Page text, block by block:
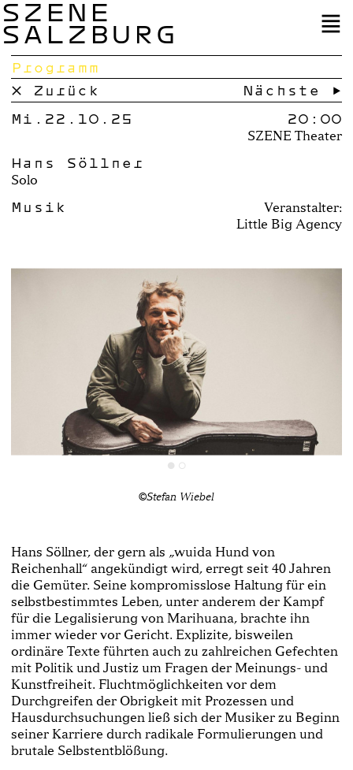
SZENE
SALZBURG
Programm
× Zurück
Nächste →
Mi.22.10.25
20:00
SZENE Theater
Hans Söllner
Solo
Musik
Veranstalter:
Little Big Agency
©Stefan Wiebel
Hans Söllner, der gern als „wuida Hund von
Reichenhall“ angekündigt wird, erregt seit 40 Jahren
die Gemüter. Seine kompromisslose Haltung für ein
selbstbestimmtes Leben, unter anderem der Kampf
für die Legalisierung von Marihuana, brachte ihn
immer wieder vor Gericht. Explizite, bisweilen
ordinäre Texte führten auch zu zahlreichen Gefechten
mit Politik und Justiz um Fragen der Meinungs- und
Kunstfreiheit. Fluchtmöglichkeiten vor dem
Durchgreifen der Obrigkeit mit Prozessen und
Hausdurchsuchungen ließ sich der Musiker zu Beginn
seiner Karriere durch radikale Formulierungen und
brutale Selbstentblößung.